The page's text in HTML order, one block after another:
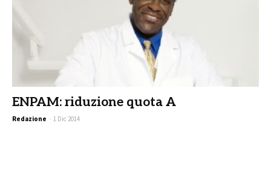
ENPAM: riduzione quota A
Redazione - 1 Dic 2014